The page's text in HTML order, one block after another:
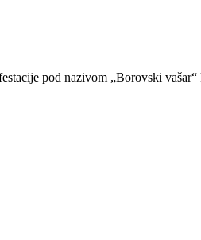
pod nazivom „Borovski